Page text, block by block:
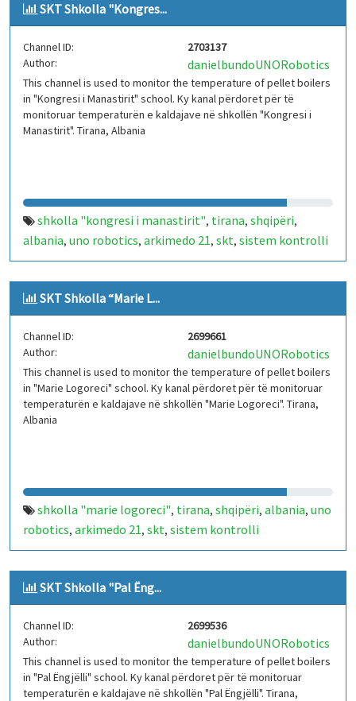
SKT Shkolla "Kongres...
Channel ID:
2703137
Author:
danielbundoUNORobotics
This channel is used to monitor the temperature of pellet boilers
in "Kongresi i Manastirit" school. Ky kanal përdoret për të
monitoruar temperaturën e kaldajave në shkollën "Kongresi i
Manastirit". Tirana, Albania
shkolla "kongresi i manastirit", tirana, shqipëri,
albania, uno robotics, arkimedo 21, skt, sistem kontrolli
temperature,iot,arduino,kaldajë
SKT Shkolla “Marie L...
Channel ID:
2699661
Author:
danielbundoUNORobotics
This channel is used to monitor the temperature of pellet boilers
in "Marie Logoreci" school. Ky kanal përdoret për të monitoruar
temperaturën e kaldajave në shkollën "Marie Logoreci". Tirana,
Albania
shkolla "marie logoreci", tirana, shqipëri, albania, uno
robotics, arkimedo 21, skt, sistem kontrolli
temperature,iot,arduino,kaldajë
SKT Shkolla "Pal Ëng...
Channel ID:
2699536
Author:
danielbundoUNORobotics
This channel is used to monitor the temperature of pellet boilers
in "Pal Ëngjëlli" school. Ky kanal përdoret për të monitoruar
temperaturën e kaldajave në shkollën "Pal Ëngjëlli". Tirana,